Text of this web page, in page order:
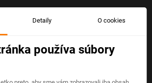
Detaily O cookies
používa súbory